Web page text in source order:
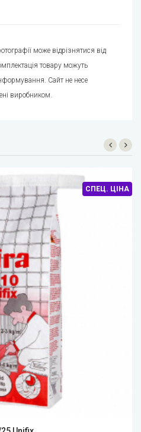
може відрізнятися від
товару можуть
Сайт не несе
виробником.
СПЕЦ. ЦІНА